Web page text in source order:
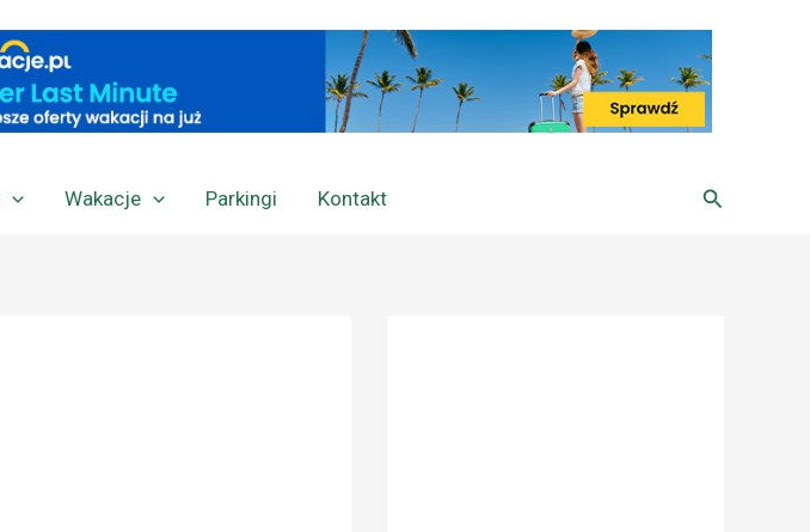
Wakacje Parkingi Kontakt Szukaj